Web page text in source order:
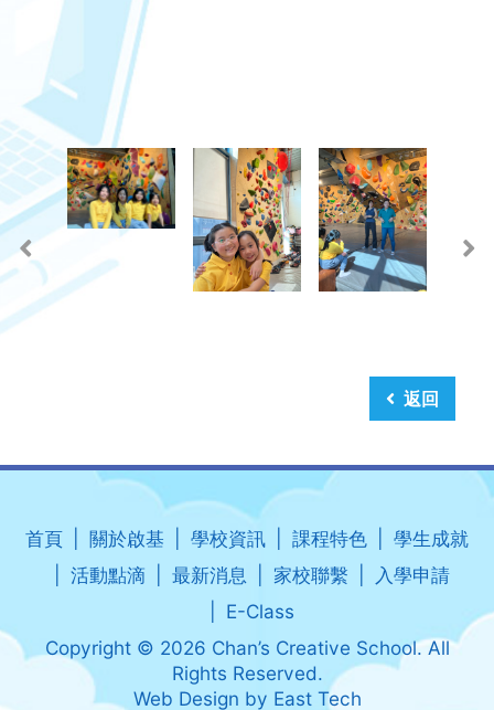
返回
首頁 關於啟基 學校資訊 課程特色
學生成就
活動點滴
最新消息 家校聯繫
入學申請
E-Class
Copyright © 2026 Chan’s Creative School. All
Rights Reserved.
Web Design by East Tech